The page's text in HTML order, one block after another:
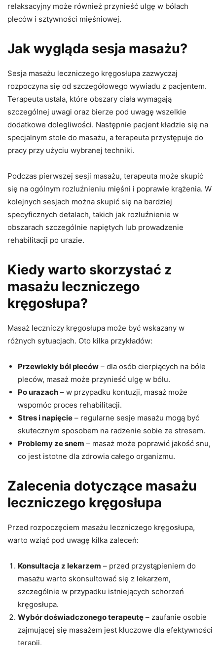
relaksacyjny może również przynieść ulgę w bólach
pleców i sztywności mięśniowej.
Jak wygląda sesja masażu?
Sesja masażu leczniczego kręgosłupa zazwyczaj
rozpoczyna się od szczegółowego wywiadu z pacjentem.
Terapeuta ustala, które obszary ciała wymagają
szczególnej uwagi oraz bierze pod uwagę wszelkie
dodatkowe dolegliwości. Następnie pacjent kładzie się na
specjalnym stole do masażu, a terapeuta przystępuje do
pracy przy użyciu wybranej techniki.
Podczas pierwszej sesji masażu, terapeuta może skupić
się na ogólnym rozluźnieniu mięśni i poprawie krążenia. W
kolejnych sesjach można skupić się na bardziej
specyficznych detalach, takich jak rozluźnienie w
obszarach szczególnie napiętych lub prowadzenie
rehabilitacji po urazie.
Kiedy warto skorzystać z
masażu leczniczego
kręgosłupa?
Masaż leczniczy kręgosłupa może być wskazany w
różnych sytuacjach. Oto kilka przykładów:
Przewlekły ból pleców – dla osób cierpiących na bóle
pleców, masaż może przynieść ulgę w bólu.
Po urazach – w przypadku kontuzji, masaż może
wspomóc proces rehabilitacji.
Stres i napięcie – regularne sesje masażu mogą być
skutecznym sposobem na radzenie sobie ze stresem.
Problemy ze snem – masaż może poprawić jakość snu,
co jest istotne dla zdrowia całego organizmu.
Zalecenia dotyczące masażu
leczniczego kręgosłupa
Przed rozpoczęciem masażu leczniczego kręgosłupa,
warto wziąć pod uwagę kilka zaleceń:
Konsultacja z lekarzem – przed przystąpieniem do
masażu warto skonsultować się z lekarzem,
szczególnie w przypadku istniejących schorzeń
kręgosłupa.
Wybór doświadczonego terapeutę – zaufanie osobie
zajmującej się masażem jest kluczowe dla efektywności
terapii.